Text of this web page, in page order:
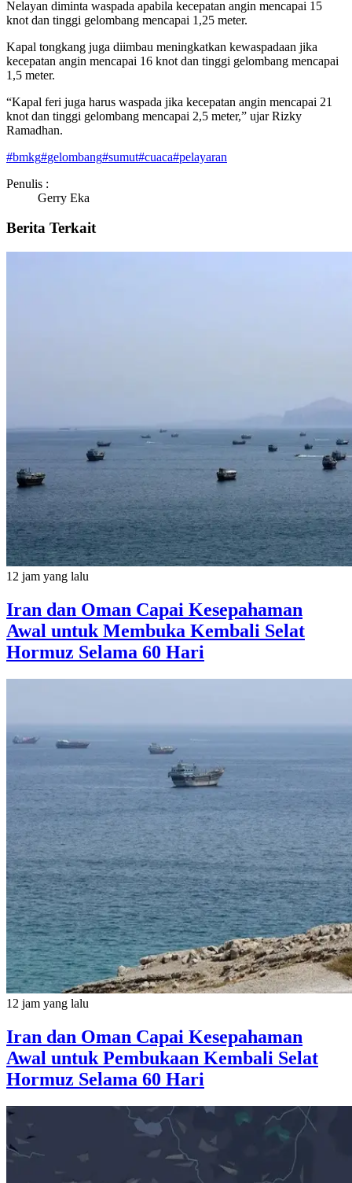
Nelayan diminta waspada apabila kecepatan angin mencapai 15
knot dan tinggi gelombang mencapai 1,25 meter.
Kapal tongkang juga diimbau meningkatkan kewaspadaan jika
kecepatan angin mencapai 16 knot dan tinggi gelombang mencapai
1,5 meter.
“Kapal feri juga harus waspada jika kecepatan angin mencapai 21
knot dan tinggi gelombang mencapai 2,5 meter,” ujar Rizky
Ramadhan.
#bmkg#gelombang#sumut#cuaca#pelayaran
Penulis :
Gerry Eka
Berita Terkait
12 jam yang lalu
Iran dan Oman Capai Kesepahaman
Awal untuk Membuka Kembali Selat
Hormuz Selama 60 Hari
12 jam yang lalu
Iran dan Oman Capai Kesepahaman
Awal untuk Pembukaan Kembali Selat
Hormuz Selama 60 Hari